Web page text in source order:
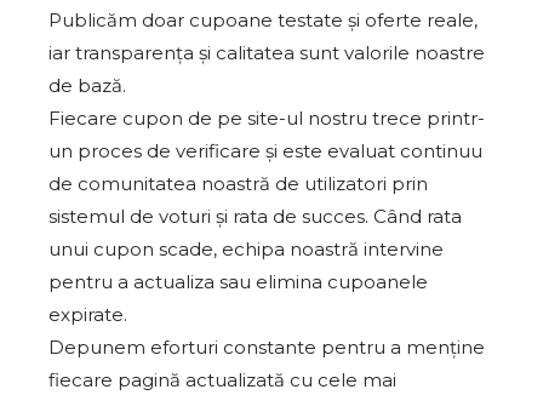
Publicăm doar cupoane testate și oferte reale,
iar transparența și calitatea sunt valorile noastre
de bază.
Fiecare cupon de pe site-ul nostru trece printr-
un proces de verificare și este evaluat continuu
de comunitatea noastră de utilizatori prin
sistemul de voturi și rata de succes. Când rata
unui cupon scade, echipa noastră intervine
pentru a actualiza sau elimina cupoanele
expirate.
Depunem eforturi constante pentru a menține
fiecare pagină actualizată cu cele mai